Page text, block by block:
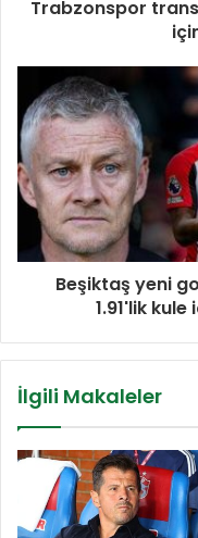
Trabzonspor
Beşiktaş yeni
1.91'lik
İlgili Makaleler